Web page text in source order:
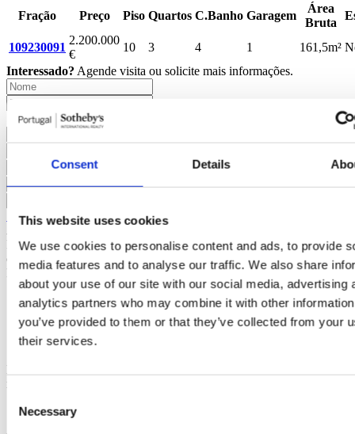
Consent Details
This website uses cookies
We use cookies to personalise content and ads, to provide
media features and to analyse our traffic. We also share
about your use of our site with our social media, advertising
analytics partners who may combine it with other
you’ve provided to them or that they’ve collected from your
their services.
Selection
Necessary
Fração
Preço Piso Quartos C.Banho Garagem
Área
Bruta
109230091
2.200.000
€
10 3 4 1 161,5m²
Interessado? Agende visita ou solicite mais informações.
Solicitar mais Informações
International Realty a guardar os seus dados para o informar sobre
oportunidades de negócio, de acordo com a Política de Privacidade.
Partilhar empreendimento
Empreendimentos semelhantes
nestes empreendimentos